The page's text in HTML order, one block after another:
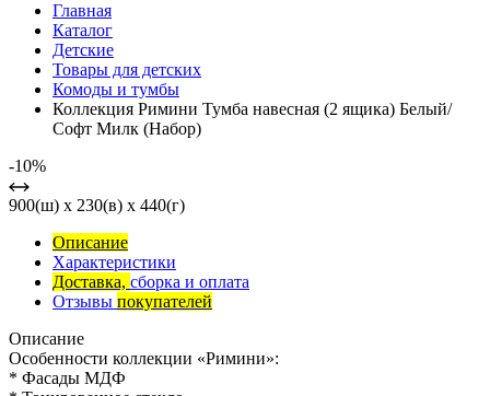
Главная
Каталог
Детские
Товары для детских
Комоды и тумбы
Коллекция Римини Тумба навесная (2 ящика) Белый/
Софт Милк (Набор)
-10%
900(ш) x 230(в) x 440(г)
Описание
Характеристики
Доставка, сборка и оплата
Отзывы покупателей
Описание
Особенности коллекции «Римини»:
* Фасады МДФ